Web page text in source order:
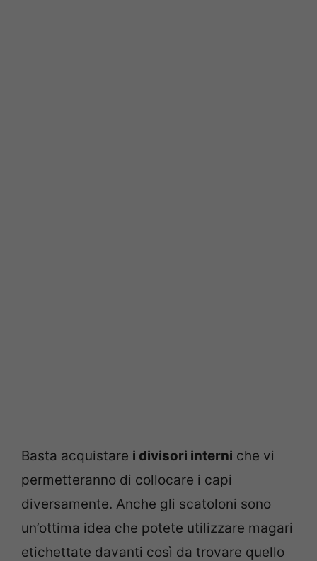
Basta acquistare i divisori interni che vi
permetteranno di collocare i capi
diversamente. Anche gli scatoloni sono
un’ottima idea che potete utilizzare magari
etichettate davanti così da trovare quello